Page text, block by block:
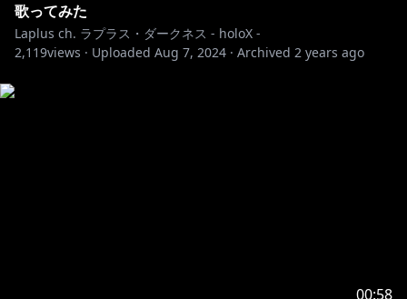
歌ってみた
Laplus ch. ラプラス・ダークネス - holoX -
2,119views · Uploaded Aug 7, 2024 · Archived 2 years ago
00:58